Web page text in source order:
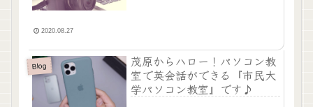
2020.08.27
Blog
茂原からハロー！パソコン教
室で英会話ができる『市民大
学パソコン教室』です♪